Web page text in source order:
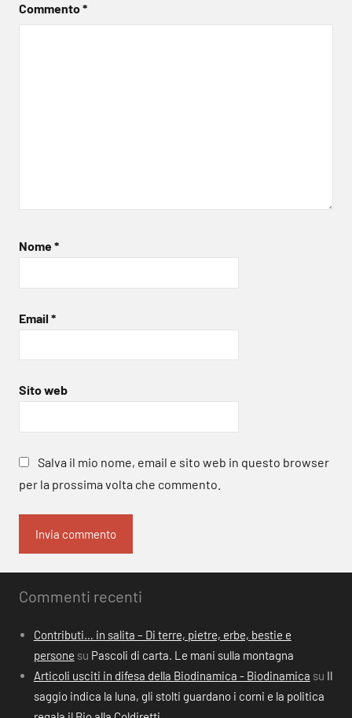
Commento*
Nome*
Email *
Sito web
Salva il mio nome, email e sito web in questo browser
per la prossima volta che commento.
Commenti recenti
Contributi… in salita – Di terre, pietre, erbe, bestie e
persone su Pascoli di carta. Le mani sulla montagna
Articoli usciti in difesa della Biodinamica - Biodinamica su Il
saggio indica la luna, gli stolti guardano i corni e la politica